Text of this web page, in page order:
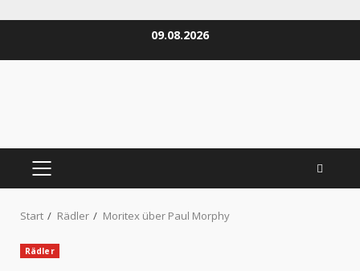
09.08.2026
PRIMÄRES
Start Rädler Moritex über Paul Morphy
Rädler